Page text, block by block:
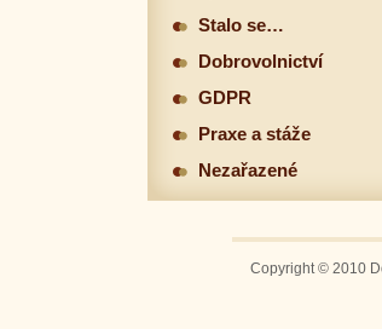
Stalo se…
Dobrovolnictví
GDPR
Praxe a stáže
Nezařazené
Copyright © 2010